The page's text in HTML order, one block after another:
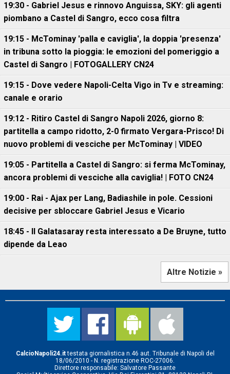
19:30 - Gabriel Jesus e rinnovo Anguissa, SKY: gli agenti
piombano a Castel di Sangro, ecco cosa filtra
19:15 - McTominay 'palla e caviglia', la doppia 'presenza'
in tribuna sotto la pioggia: le emozioni del pomeriggio a
Castel di Sangro | FOTOGALLERY CN24
19:15 - Dove vedere Napoli-Celta Vigo in Tv e streaming:
canale e orario
19:12 - Ritiro Castel di Sangro Napoli 2026, giorno 8:
partitella a campo ridotto, 2-0 firmato Vergara-Prisco! Di
nuovo problemi di vesciche per McTominay | VIDEO
19:05 - Partitella a Castel di Sangro: si ferma McTominay,
ancora problemi di vesciche alla caviglia! | FOTO CN24
19:00 - Rai - Ajax per Lang, Badiashile in pole. Cessioni
decisive per sbloccare Gabriel Jesus e Vicario
18:45 - Il Galatasaray resta interessato a De Bruyne, tutto
dipende da Leao
Altre Notizie »
CalcioNapoli24.ittestata giornalistica n.46 aut. Tribunale di Napoli del
18/06/2010 - N. registrazione ROC-27006.
Direttore responsabile: Salvatore Passante